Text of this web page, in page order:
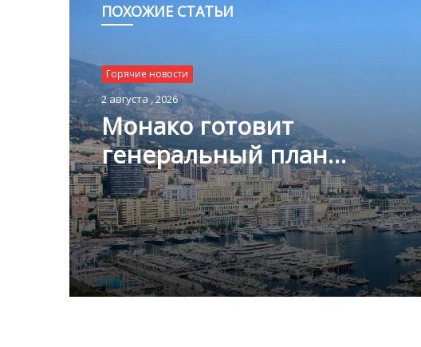
ПОХОЖИЕ СТАТЬИ
Горячие новости
2 августа , 2026
Монако готовит
генеральный план
развития: что изменится в
Горячие новости
1 августа , 2026
Благотворительный забег в
Монако помог детям на
пяти континентах